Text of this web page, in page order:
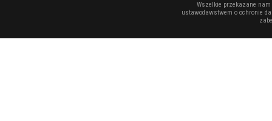
Wszelkie przekazane
ustawodawstwem o ochronie